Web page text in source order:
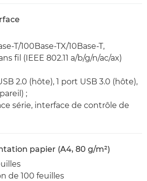
T/100Base-TX/10Base-T,
fil (IEEE 802.11 a/b/g/n/ac/ax)
2.0 (hôte), 1 port USB 3.0 (hôte),
;
série, interface de contrôle de
papier (A4, 80 g/m²)
de 100 feuilles